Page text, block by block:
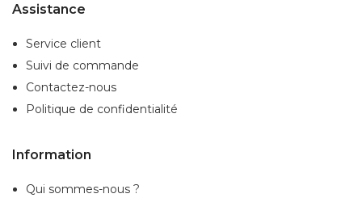
Assistance
Service client
Suivi de commande
Contactez-nous
Politique de confidentialité
Information
Qui sommes-nous ?